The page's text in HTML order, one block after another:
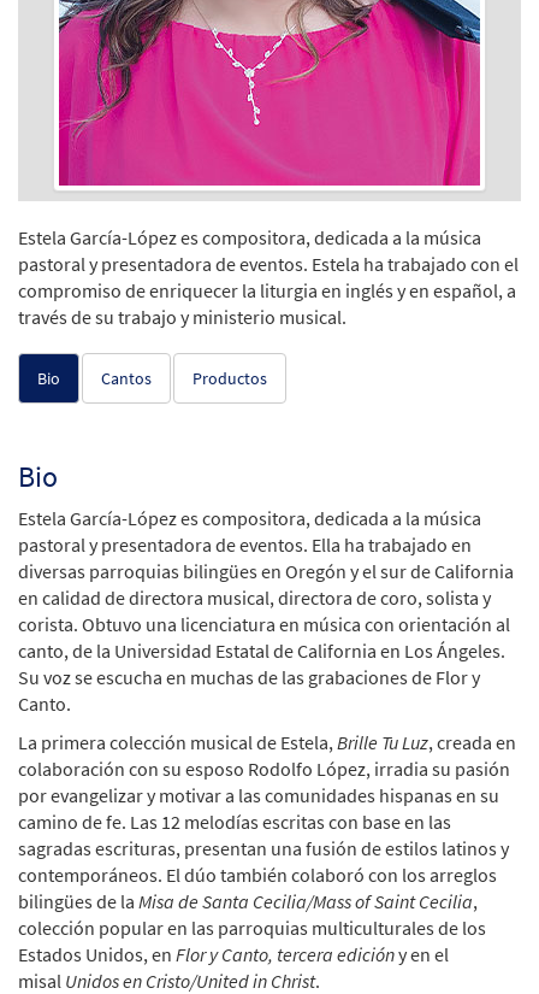
Estela García-López es compositora, dedicada a la música
pastoral y presentadora de eventos. Estela ha trabajado con el
compromiso de enriquecer la liturgia en inglés y en español, a
través de su trabajo y ministerio musical.
Bio Cantos Productos
Bio
Estela García-López es compositora, dedicada a la música
pastoral y presentadora de eventos. Ella ha trabajado en
diversas parroquias bilingües en Oregón y el sur de California
en calidad de directora musical, directora de coro, solista y
corista. Obtuvo una licenciatura en música con orientación al
canto, de la Universidad Estatal de California en Los Ángeles.
Su voz se escucha en muchas de las grabaciones de Flor y
Canto.
La primera colección musical de Estela, Brille Tu Luz, creada en
colaboración con su esposo Rodolfo López, irradia su pasión
por evangelizar y motivar a las comunidades hispanas en su
camino de fe. Las 12 melodías escritas con base en las
sagradas escrituras, presentan una fusión de estilos latinos y
contemporáneos. El dúo también colaboró con los arreglos
bilingües de la Misa de Santa Cecilia/Mass of Saint Cecilia,
colección popular en las parroquias multiculturales de los
Estados Unidos, en Flor y Canto, tercera edicióny en el
misal Unidos en Cristo/United in Christ.